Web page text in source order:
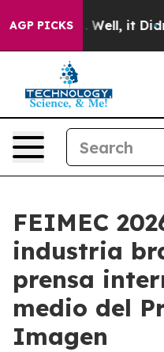
AGP PICKS
Well, it Didn’t As
FEIMEC
industria
prensa
medio del
Imagen